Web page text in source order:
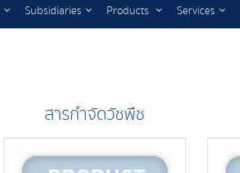
Subsidiaries Products Services
สารกำจัดวัชพืช